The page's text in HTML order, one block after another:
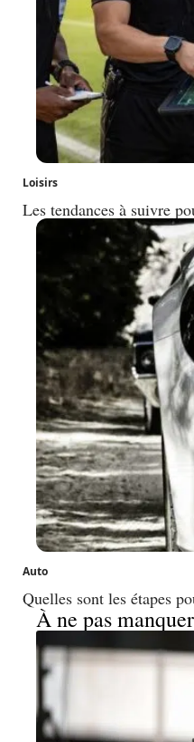
Loisirs
Les tendances à suivre
Auto
Quelles sont les étapes
À ne pas manquer